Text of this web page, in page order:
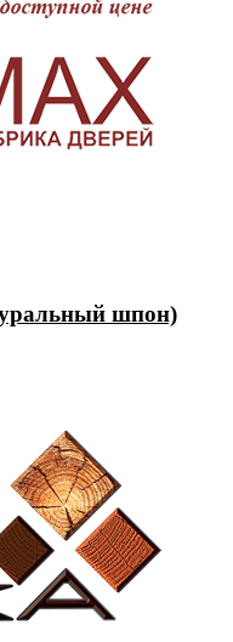
шпон)